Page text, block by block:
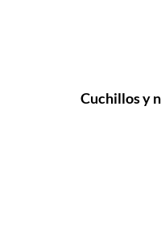
Cuchillos y